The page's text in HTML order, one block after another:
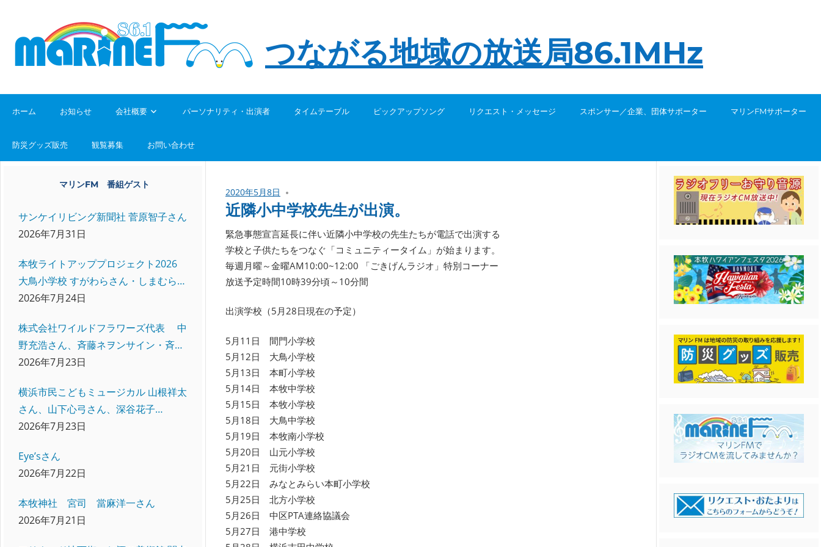
つながる地域の放送局86.1MHz
域
の
放
送
86.1MHz
ホーム お知らせ 会社概要 パーソナリティ・出演者 タイムテーブル ピックアップソング リクエスト・メッセージ スポンサー／企業、団体サポーター マリンFMサポーター
防災グッズ販売 観覧募集 お問い合わせ
2020年5月8日
近隣小中学校先生が出演。
緊急事態宣言延長に伴い近隣小中学校の先生たちが電話で出演する
学校と子供たちをつなぐ「コミュニティータイム」が始まります。
毎週月曜～金曜AM10:00~12:00 「ごきげんラジオ」特別コーナー
放送予定時間10時39分頃～10分間
出演学校（5月28日現在の予定）
5月11日 間門小学校
5月12日 大鳥小学校
5月13日 本町小学校
5月14日 本牧中学校
5月15日 本牧小学校
5月18日 大鳥中学校
5月19日 本牧南小学校
5月20日 山元小学校
5月21日 元街小学校
5月22日 みなとみらい本町小学校
5月25日 北方小学校
5月26日 中区PTA連絡協議会
5月27日 港中学校
マリンFM 番組ゲスト
サンケイリビング新聞社 菅原智子さん
2026年7月31日
本牧ライトアッププロジェクト2026
大鳥小学校 すがわらさん・しまむらさ
ん、間門小学校 にしむらさん・にとう
しさん
2026年7月24日
株式会社ワイルドフラワーズ代表 中
野充浩さん、斉藤ネヲンサイン・斉藤
ピロさん
2026年7月23日
横浜市民こどもミュージカル 山根祥太
さん、山下心弓さん、深谷花子
（OG・演出助手）
2026年7月23日
Eye’sさん
2026年7月22日
本牧神社 宮司 當麻洋一さん
2026年7月21日